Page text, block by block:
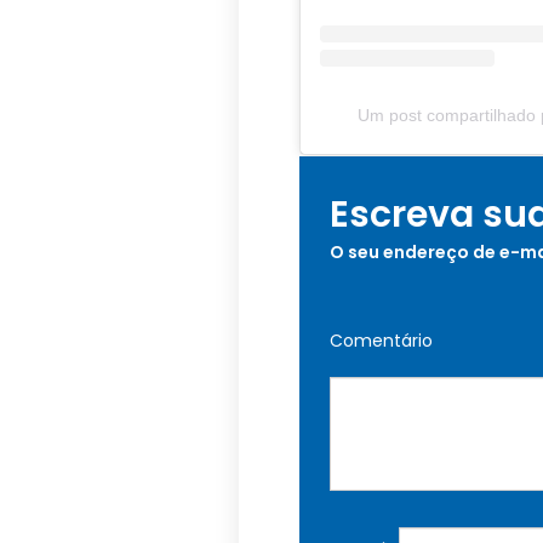
Um post compartilhado
Escreva
O seu endereço de e-
Comentário